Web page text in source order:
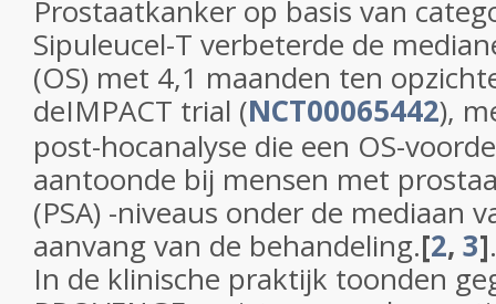
Prostaatkanker op basis van
Sipuleucel-T verbeterde de
(OS) met 4,1 maanden ten
deIMPACT trial (NCT00065442),
post-hocanalyse die een OS-
aantoonde bij mensen met
(PSA) -niveaus onder de mediaan
aanvang van de behandeling.[2, 3].
In de klinische praktijk toonden